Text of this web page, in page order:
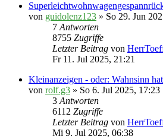
von guidolenz123 » So 29. Jun
7Antworten
8755 Zugriffe
Letzter Beitrag von
Fr 11. Jul 2025, 21:21
Kleinanzeigen - oder: Wahnsinn
von rolf.g3 » So 6. Jul 2025, 17:23
3Antworten
6112 Zugriffe
Letzter Beitrag von
Mi 9. Jul 2025, 06:38